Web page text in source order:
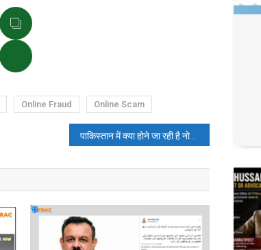
Online Fraud Online Scam
पाकिस्तान में क्या होने जा रही है नोटबंदी, जानिये वायरल करेंसी नोटों के डिजाइन का सच